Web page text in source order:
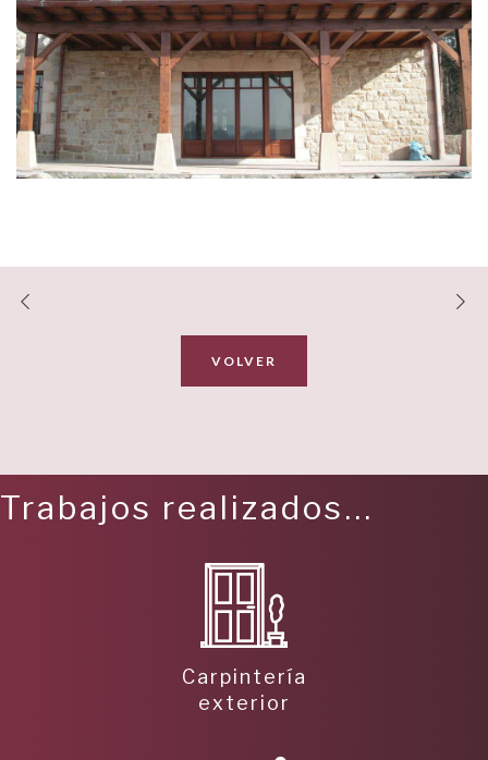
VOLVER
Trabajos realizados...
Carpintería
exterior